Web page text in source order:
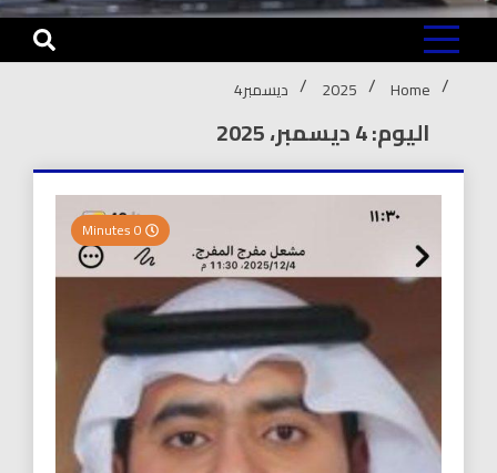
Home
2025 ديسمبر4
اليوم: 4 ديسمبر، 2025